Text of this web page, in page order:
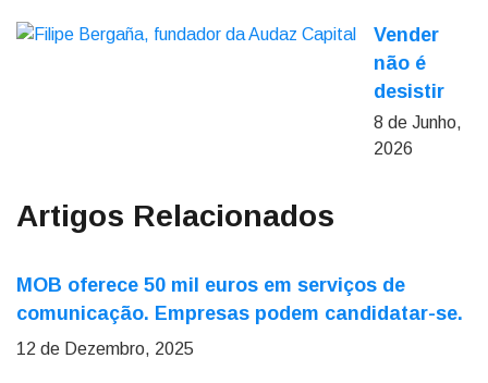
Vender
não é
desistir
8 de Junho,
2026
Artigos Relacionados
MOB oferece 50 mil euros em serviços de
comunicação. Empresas podem candidatar-se.
12 de Dezembro, 2025